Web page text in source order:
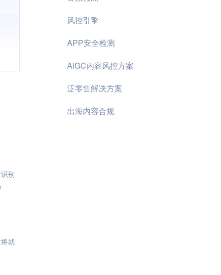
控
别
就
风控引擎
APP安全检测
AIGC内容风控方案
泛零售解决方案
出海内容合规